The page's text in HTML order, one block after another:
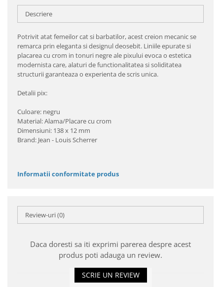
Descriere
Potrivit atat femeilor cat si barbatilor, acest creion mecanic se
remarca prin eleganta si designul deosebit. Liniile epurate si
placarea cu crom in tonuri negre ale pixului evoca o estetica
modernista care, alaturi de functionalitatea si soliditatea
structurii garanteaza o experienta de scris unica.
Detalii pix:
Culoare: negru
Material: Alama/Placare cu crom
Dimensiuni: 138 x 12 mm
Brand: Jean - Louis Scherrer
Informatii conformitate produs
Review-uri(0)
Daca doresti sa iti exprimi parerea despre acest
produs poti adauga un review.
SCRIE UN REVIEW